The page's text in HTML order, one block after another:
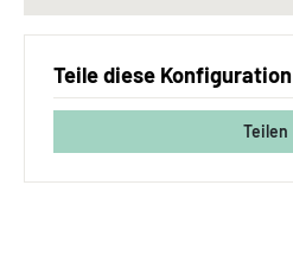
Teile diese Konfiguration
Teilen